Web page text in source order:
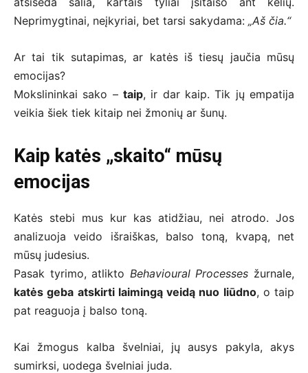
Neprimygtinai, neįkyriai, bet tarsi sakydama: „Aš čia.“
Ar tai tik sutapimas, ar katės iš tiesų jaučia mūsų
emocijas?
Mokslininkai sako – taip, ir dar kaip. Tik jų empatija
veikia šiek tiek kitaip nei žmonių ar šunų.
Kaip katės „skaito“ mūsų
emocijas
Katės stebi mus kur kas atidžiau, nei atrodo. Jos
analizuoja veido išraiškas, balso toną, kvapą, net
mūsų judesius.
Pasak tyrimo, atlikto Behavioural Processes žurnale,
katės geba atskirti laimingą veidą nuo liūdno, o taip
pat reaguoja į balso toną.
Kai žmogus kalba švelniai, jų ausys pakyla, akys
sumirksi, uodega švelniai juda.